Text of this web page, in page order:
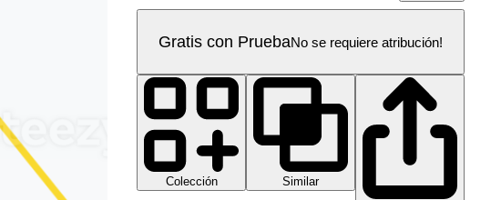
Gratis con PruebaNo se requiere atribución!
Colección
Similar